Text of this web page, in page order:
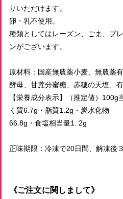
りいただけます。
卵・乳不使用。
種類としてはレーズン、ごま、プ
ンがございます。
原材料：国産無農薬小麦、無農薬
酵母、甘蔗分蜜糖、赤穂の天塩、
【栄養成分表示】（推定値）
く質6.7g・脂質1.2g・炭水化物
66.8g・食塩相当量1. 2g
正味期限：冷凍で20日間、解凍後
《ご注文に関しまして》